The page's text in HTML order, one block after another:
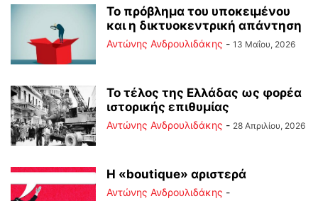
Το πρόβλημα του υποκειμένου
και η δικτυοκεντρική απάντηση
Αντώνης Ανδρουλιδάκης - 13 Μαΐου, 2026
Το τέλος της Ελλάδας ως φορέα
ιστορικής επιθυμίας
Αντώνης Ανδρουλιδάκης - 28 Απριλίου, 2026
Η «boutique» αριστερά
Αντώνης Ανδρουλιδάκης -